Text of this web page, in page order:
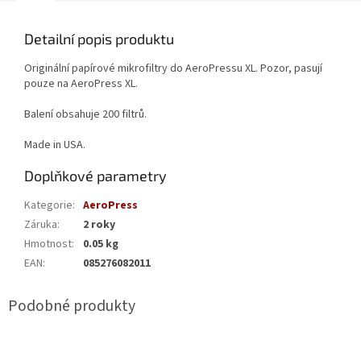
Detailní popis produktu
Originální papírové mikrofiltry do AeroPressu XL. Pozor, pasují
pouze na AeroPress XL.
Balení obsahuje 200 filtrů.
Made in USA.
Doplňkové parametry
Kategorie: AeroPress
Záruka:
2 roky
Hmotnost:
0.05 kg
EAN: 085276082011